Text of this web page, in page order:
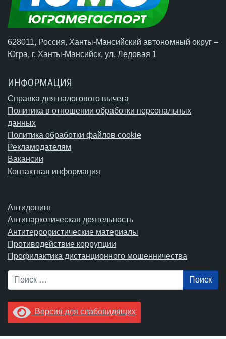
628011, Россия, Ханты-Мансийский автономный округ –
Югра, г. Ханты-Мансийск, ул. Ледовая 1
ИНФОРМАЦИЯ
Справка для налогового вычета
Политика в отношении обработки персональных
данных
Политика обработки файлов cookie
Рекламодателям
Вакансии
Контактная информация
Антидопинг
Антинаркотическая деятельность
Антитеррористические материалы
Противодействие коррупции
Профилактика дистанционного мошенничества
Поиск
Версия для слабовидящих